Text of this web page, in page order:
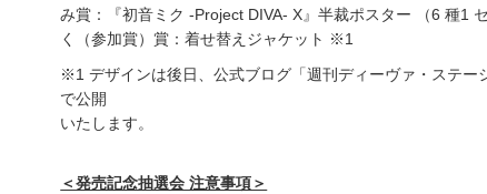
み賞：『初音ミク -Project DIVA- X』半裁ポスター （6 種1 セ
く（参加賞）賞：着せ替えジャケット ※1
※1 デザインは後日、公式ブログ「週刊ディーヴァ・ステー
で公開
いたします。
＜発売記念抽選会 注意事項＞